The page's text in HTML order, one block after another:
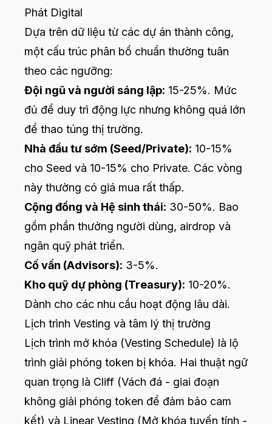
Phát Digital
Dựa trên dữ liệu từ các dự án thành công,
một cấu trúc phân bổ chuẩn thường tuân
theo các ngưỡng:
Đội ngũ và người sáng lập: 15-25%. Mức
đủ để duy trì động lực nhưng không quá lớn
để thao túng thị trường.
Nhà đầu tư sớm (Seed/Private): 10-15%
cho Seed và 10-15% cho Private. Các vòng
này thường có giá mua rất thấp.
Cộng đồng và Hệ sinh thái: 30-50%. Bao
gồm phần thưởng người dùng, airdrop và
ngân quỹ phát triển.
Cố vấn (Advisors): 3-5%.
Kho quỹ dự phòng (Treasury): 10-20%.
Dành cho các nhu cầu hoạt động lâu dài.
Lịch trình Vesting và tâm lý thị trường
Lịch trình mở khóa (Vesting Schedule) là lộ
trình giải phóng token bị khóa. Hai thuật ngữ
quan trọng là Cliff (Vách đá - giai đoạn
không giải phóng token để đảm bảo cam
kết) và Linear Vesting (Mở khóa tuyến tính -